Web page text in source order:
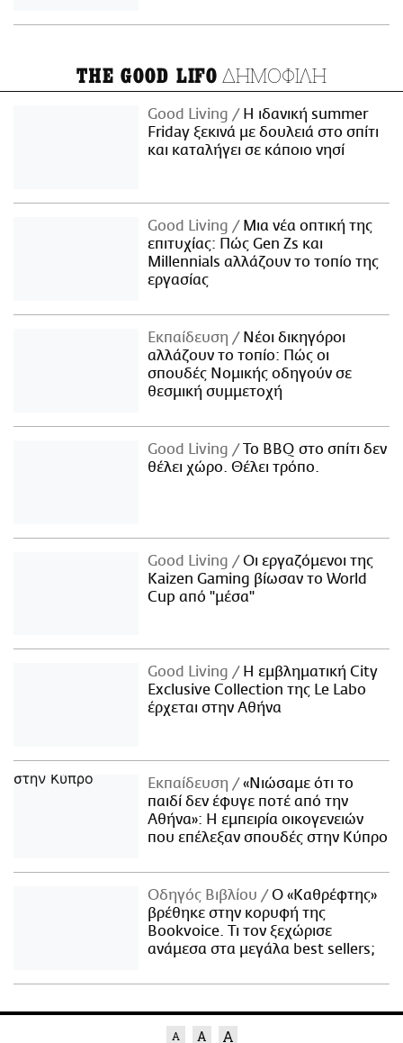
THE GOOD LIFO ΔΗΜΟΦΙΛΗ
Good Living
Η ιδανική summer
Friday ξεκινά με δουλειά στο σπίτι
και καταλήγει σε κάποιο νησί
Good Living
Μια νέα οπτική της
επιτυχίας: Πώς Gen Zs και
Millennials αλλάζουν το τοπίο της
εργασίας
Εκπαίδευση
Νέοι δικηγόροι
αλλάζουν το τοπίο: Πώς οι
σπουδές Νομικής οδηγούν σε
θεσμική συμμετοχή
Good Living
Το BBQ στο σπίτι δεν
θέλει χώρο. Θέλει τρόπο.
Good Living
Οι εργαζόμενοι της
Kaizen Gaming βίωσαν το World
Cup από "μέσα"
Good Living
Η εμβληματική City
Exclusive Collection της Le Labo
έρχεται στην Αθήνα
Εκπαίδευση
«Νιώσαμε ότι το
παιδί δεν έφυγε ποτέ από την
Αθήνα»: Η εμπειρία οικογενειών
που επέλεξαν σπουδές στην Κύπρο
Οδηγός Βιβλίου
Ο «Καθρέφτης»
βρέθηκε στην κορυφή της
Bookvoice. Τι τον ξεχώρισε
ανάμεσα στα μεγάλα best sellers;